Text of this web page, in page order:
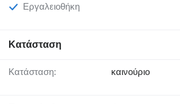
Εργαλειοθήκη
Κατάσταση
Κατάσταση: καινούριο